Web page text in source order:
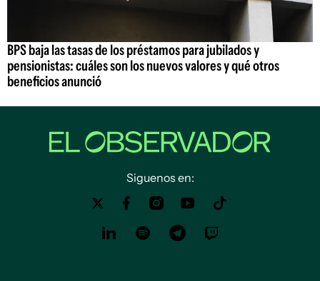
BPS baja las tasas de los préstamos para jubilados y
pensionistas: cuáles son los nuevos valores y qué otros
beneficios anunció
Siguenos en: